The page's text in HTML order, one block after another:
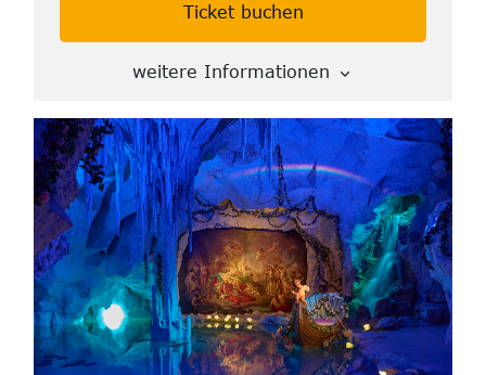
Ticket buchen
weitere Informationen